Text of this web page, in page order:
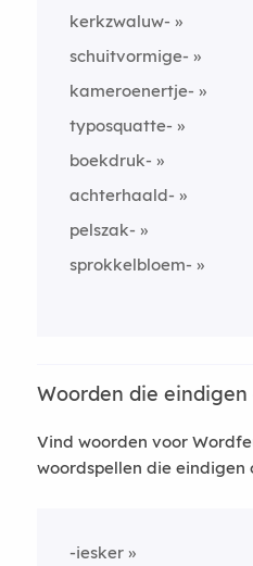
kerkzwaluw-
schuitvormige-
kameroenertje-
typosquatte-
boekdruk-
achterhaald-
pelszak-
sprokkelbloem-
Woorden die eindigen
Vind woorden voor
woordspellen die eindigen
-iesker